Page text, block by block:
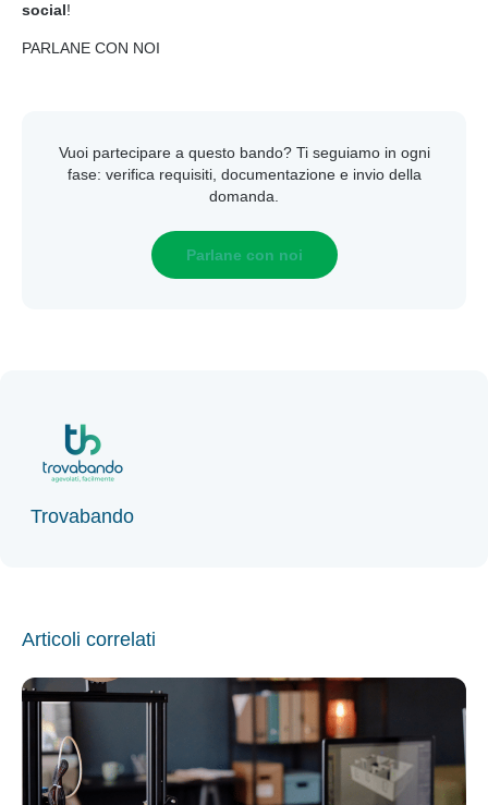
social!
PARLANE CON NOI
Vuoi partecipare a questo bando? Ti seguiamo in ogni
fase: verifica requisiti, documentazione e invio della
domanda.
Parlane con noi
Trovabando
Articoli correlati